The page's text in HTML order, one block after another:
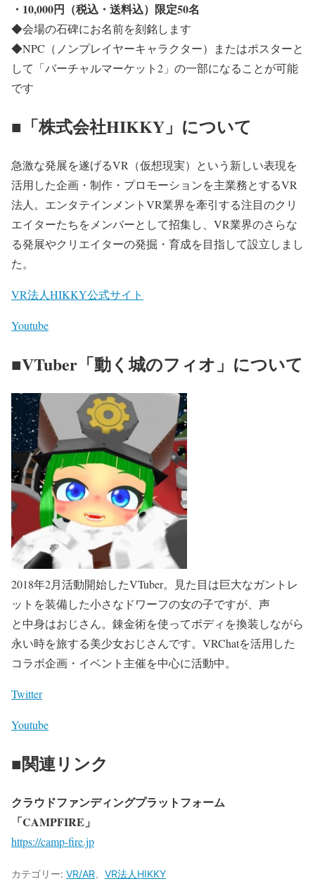
・10,000円（税込・送料込）限定50名
◆会場の石碑にお名前を刻銘します
◆NPC（ノンプレイヤーキャラクター）またはポスターと
して「バーチャルマーケット2」の一部になることが可能
です
■「株式会社HIKKY」について
急激な発展を遂げるVR（仮想現実）という新しい表現を
活用した企画・制作・プロモーションを主業務とするVR
法人。エンタテインメントVR業界を牽引する注目のクリ
エイターたちをメンバーとして招集し、VR業界のさらな
る発展やクリエイターの発掘・育成を目指して設立しまし
た。
VR法人HIKKY公式サイト
Youtube
■VTuber「動く城のフィオ」について
2018年2月活動開始したVTuber。見た目は巨大なガントレ
ットを装備した小さなドワーフの女の子ですが、声
と中身はおじさん。錬金術を使ってボディを換装しながら
永い時を旅する美少女おじさんです。VRChatを活用した
コラボ企画・イベント主催を中心に活動中。
Twitter
Youtube
■関連リンク
クラウドファンディングプラットフォーム
「CAMPFIRE」
https://camp-fire.jp
カテゴリー: VR/AR VR法人HIKKY